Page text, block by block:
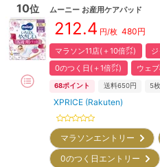
10位 ムーニー お産用ケアパッド
212.4 円/枚 480円
マラソン11店(＋10倍㌽)
0のつく日(＋1倍㌽)
ウェ
68ポイント 送料650円 5枚
XPRICE (Rakuten)
マラソンエントリー
0のつく日エントリー